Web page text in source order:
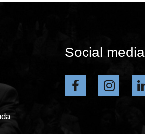
Social media